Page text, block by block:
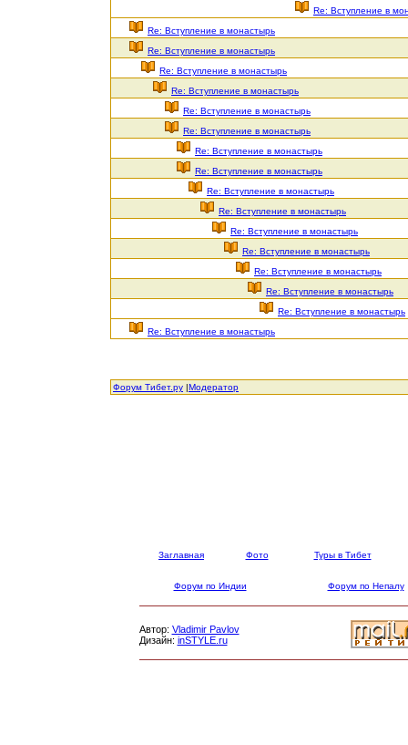
Re: Вступление в
Re: Вступление в монастырь
Re: Вступление в монастырь
Re: Вступление в монастырь
Re: Вступление в монастырь
Re: Вступление в монастырь
Re: Вступление в монастырь
Re: Вступление в монастырь
Re: Вступление в монастырь
Re: Вступление в монастырь
Re: Вступление в монастырь
Re: Вступление в монастырь
Re: Вступление в монастырь
Re: Вступление в монастырь
Re: Вступление в монастырь
Re: Вступление в монастырь
Re: Вступление в монастырь
Форум Тибет.ру |Модератор
Заглавная Фото Туры в Тибет
Форум по Индии Форум по Непалу
Автор: Vladimir Pavlov
Дизайн: inSTYLE.ru